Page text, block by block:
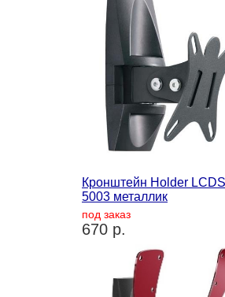
Кронштейн Holder
5003 металлик
под заказ
670 р.